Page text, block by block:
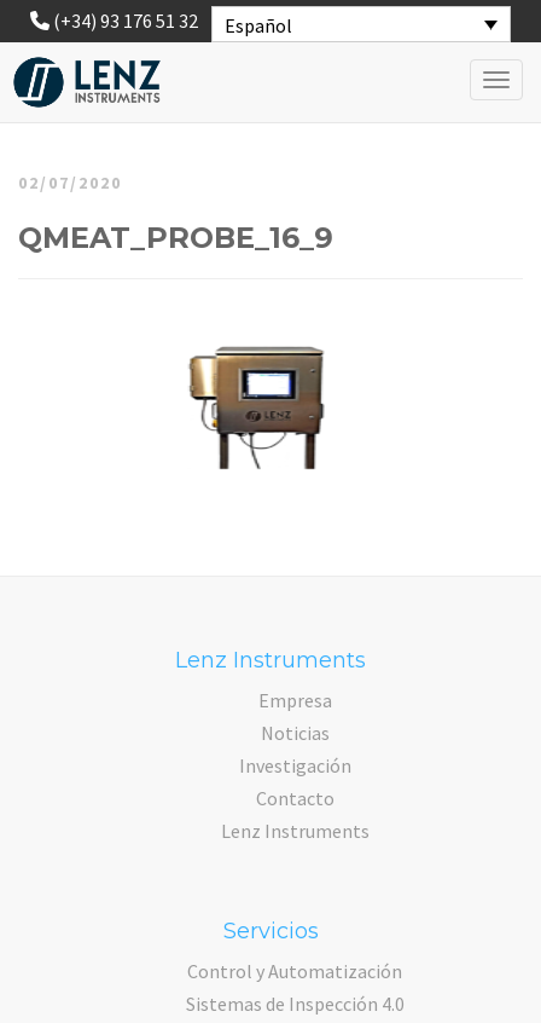
Español
(+34) 93 176 51 32
02/07/2020
QMEAT_PROBE_16_9
Lenz Instruments
Empresa
Noticias
Investigación
Contacto
Lenz Instruments
Servicios
Control y Automatización
Sistemas de Inspección 4.0